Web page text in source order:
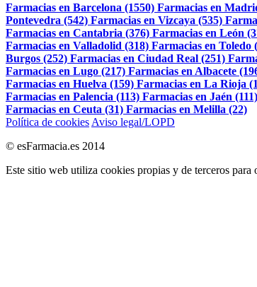
Farmacias en Barcelona (1550) Farmacias en
Pontevedra (542) Farmacias en Vizcaya (535)
Farmacias en Cantabria (376) Farmacias en León
Farmacias en Valladolid (318) Farmacias en Toledo
Burgos (252) Farmacias en Ciudad Real (251)
Farmacias en Lugo (217) Farmacias en Albacete
Farmacias en Huelva (159) Farmacias en La Rioja
Farmacias en Palencia (113) Farmacias en Jaén (111)
Farmacias en Ceuta (31) Farmacias en Melilla (22)
Política de cookies Aviso legal/LOPD
© esFarmacia.es 2014
Este sitio web utiliza cookies propias y de terceros para